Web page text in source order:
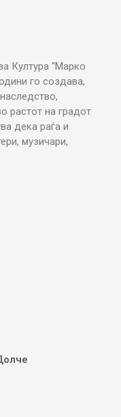
Култура “Марко
го создава,
растот на градот
дека раѓа и
музичари,